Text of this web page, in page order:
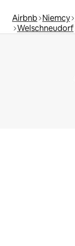
Airbnb Niemcy
Welschneudorf